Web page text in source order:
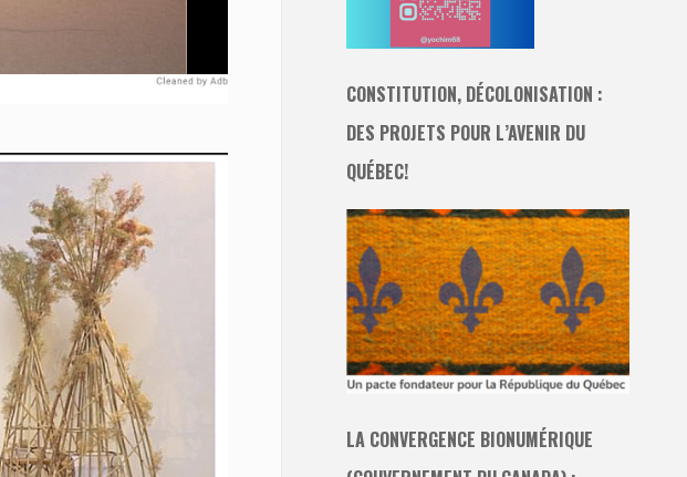
CONSTITUTION, DÉCOLONISATION :
DES PROJETS POUR L’AVENIR DU
QUÉBEC!
LA CONVERGENCE BIONUMÉRIQUE